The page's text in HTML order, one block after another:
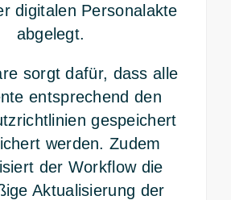
digitalen Personalakte
abgelegt.
sorgt dafür, dass alle
entsprechend den
gespeichert
werden. Zudem
der Workflow die
Aktualisierung der